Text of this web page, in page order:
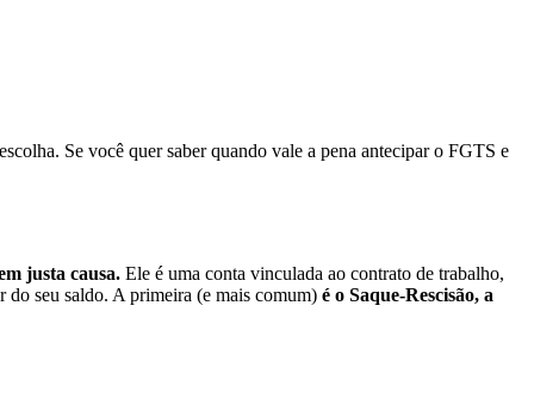
Se você quer saber quando vale a pena antecipar o FGTS e
justa causa. Ele é uma conta vinculada ao contrato de trabalho,
do seu saldo. A primeira (e mais comum) é o Saque-Rescisão, a